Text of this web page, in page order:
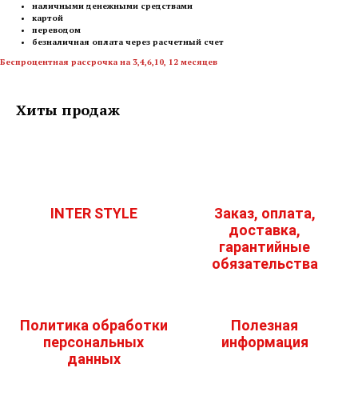
наличными денежными средствами
картой
переводом
безналичная оплата через расчетный счет
Беспроцентная рассрочка на 3,4,6,10, 12 месяцев
Хиты продаж
INTER STYLE
Заказ, оплата,
доставка,
гарантийные
обязательства
Политика обработки
персональных
данных
Полезная
информация